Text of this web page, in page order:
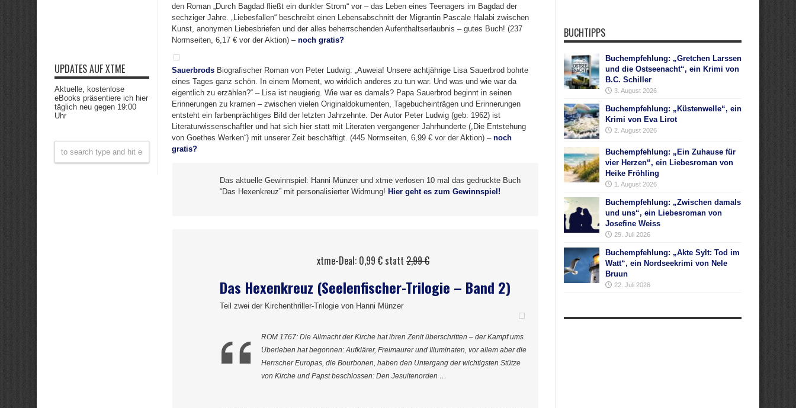
den Roman „Durch Bagdad fließt ein dunkler Strom“ vor – das Leben eines Teenagers im Bagdad der
sechziger Jahre. „Liebesfallen“ beschreibt einen Lebensabschnitt der Migrantin Pascale Halabi zwischen
Kunst, anonymen Liebesbriefen und der alles beherrschenden Aufenthaltserlaubnis – gutes Buch! (237
Normseiten, 6,17 € vor der Aktion) – noch gratis?
Sauerbrods Biografischer Roman von Peter Ludwig: „Auweia! Unsere achtjährige Lisa Sauerbrod bohrte
eines Tages ganz schön. In einem Moment, wo wirklich anderes zu tun war. Und was und wie war da
eigentlich zu erzählen?“ – Lisa ist neugierig. Wie war es damals? Papa Sauerbrod beginnt in seinen
Erinnerungen zu kramen – zwischen vielen Originaldokumenten, Tagebucheinträgen und Erinnerungen
entsteht ein farbenprächtiges Bild der letzten Jahrzehnte. Der Autor Peter Ludwig (geb. 1962) ist
Literaturwissenschaftler und hat sich hier statt mit Literaten vergangener Jahrhunderte („Die Entstehung
von Goethes Werken“) mit unserer Zeit beschäftigt. (445 Normseiten, 6,99 € vor der Aktion) – noch
gratis?
Das aktuelle Gewinnspiel: Hanni Münzer und xtme verlosen 10 mal das gedruckte Buch
“Das Hexenkreuz” mit personalisierter Widmung! Hier geht es zum Gewinnspiel!
xtme-Deal: 0,99 € statt 2,99 €
Das Hexenkreuz (Seelenfischer-Trilogie – Band 2)
Teil zwei der Kirchenthriller-Trilogie von Hanni Münzer
ROM 1767: Die Allmacht der Kirche hat ihren Zenit überschritten – der Kampf ums
Überleben hat begonnen: Aufklärer, Freimaurer und Illuminaten, vor allem aber die
Herrscher Europas, die Bourbonen, haben den Untergang der wichtigsten Stütze
von Kirche und Papst beschlossen: Den Jesuitenorden …
UPDATES AUF XTME
Aktuelle, kostenlose
eBooks präsentiere ich hier
täglich neu gegen 19:00
Uhr
BUCHTIPPS
Buchempfehlung: „Gretchen Larssen
und die Ostseenacht“, ein Krimi von
B.C. Schiller
3. August 2026
Buchempfehlung: „Küstenwelle“, ein
Krimi von Eva Lirot
2. August 2026
Buchempfehlung: „Ein Zuhause für
vier Herzen“, ein Liebesroman von
Heike Fröhling
1. August 2026
Buchempfehlung: „Zwischen damals
und uns“, ein Liebesroman von
Josefine Weiss
29. Juli 2026
Buchempfehlung: „Akte Sylt: Tod im
Watt“, ein Nordseekrimi von Nele
Bruun
22. Juli 2026